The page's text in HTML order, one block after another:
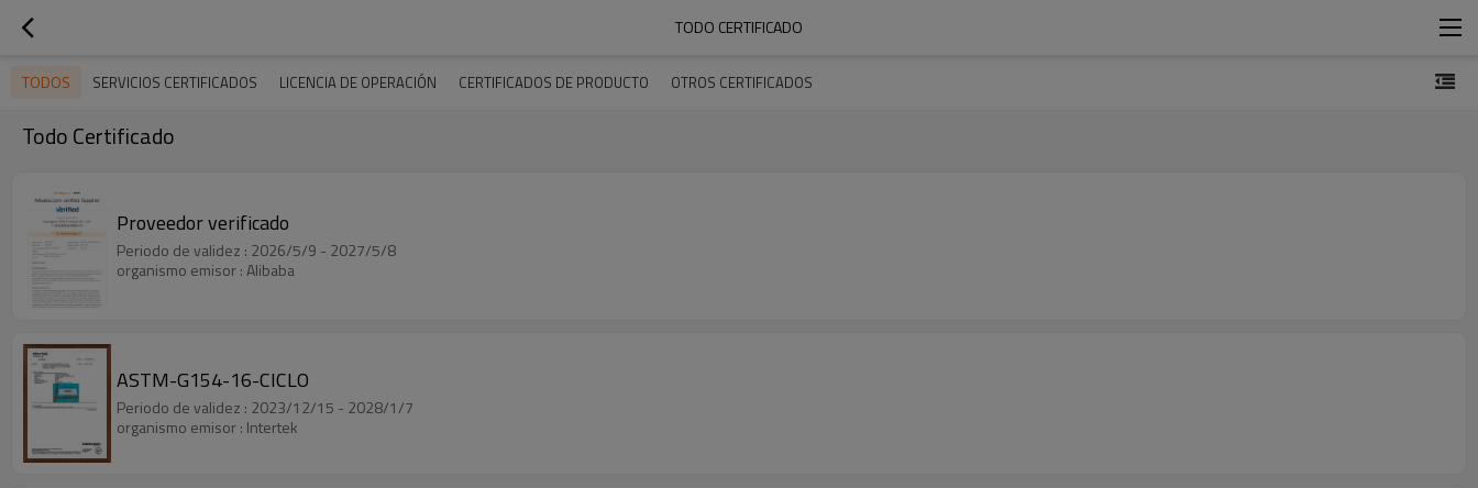
TODO CERTIFICADO
TODOS SERVICIOS CERTIFICADOS LICENCIA DE OPERACIÓN CERTIFICADOS DE PRODUCTO OTROS CERTIFICADOS
Todo Certificado
Proveedor verificado
Periodo de validez : 2026/5/9 - 2027/5/8
organismo emisor : Alibaba
ASTM-G154-16-CICLO
Periodo de validez : 2023/12/15 - 2028/1/7
organismo emisor : Intertek